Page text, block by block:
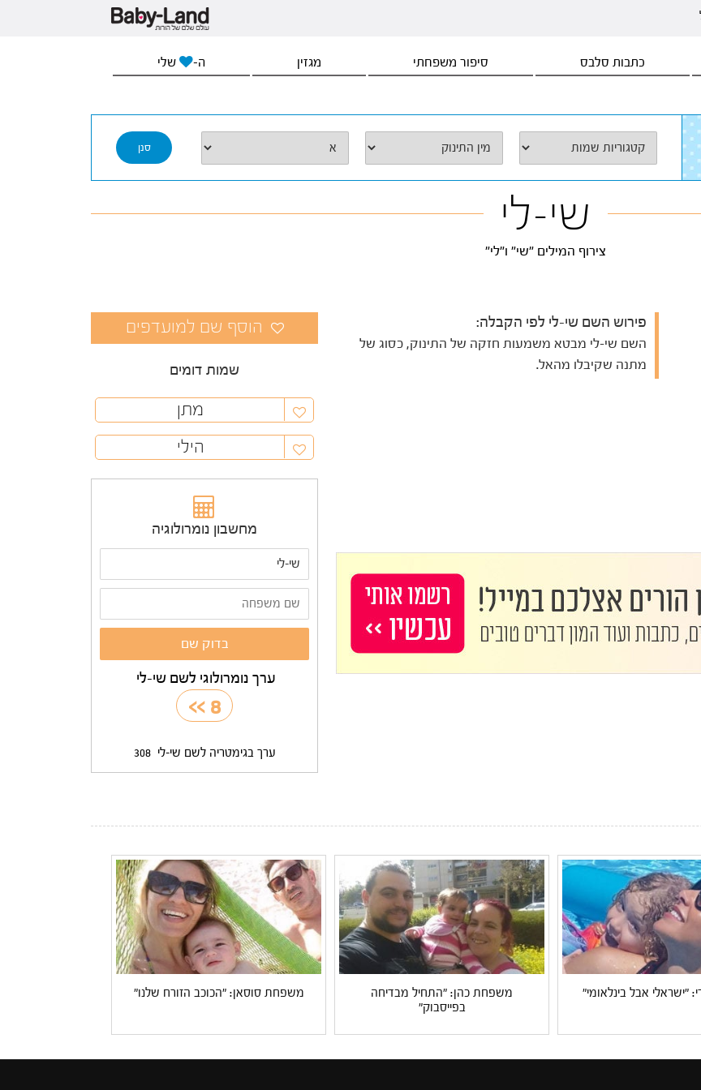
כתבות סלבס סיפור משפחתי מגזין ה- שלי
שי-לי
צירוף המילים "שי" ו"לי"
פירוש השם שי-לי לפי הקבלה:
השם שי-לי מבטא משמעות חזקה של התינוק, כסוג של
מתנה שקיבלו מהאל.
שמות דומים
מתן
הילי
מחשבון נומרולוגיה
ערך נומרולוגי לשם שי-לי
8
>>
ערך בגימטריה לשם שי-לי 308
"ישראלי אבל בינלאומי"
משפחת כהן: "התחיל מבדיחה
בפייסבוק"
משפחת סוסאן: "הכוכב הזורח שלנו"